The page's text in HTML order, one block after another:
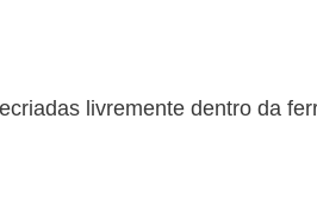
livremente dentro da